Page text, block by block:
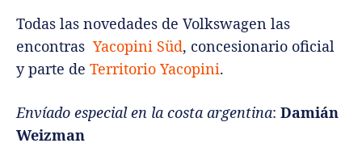
Todas las novedades de Volkswagen las
encontras Yacopini Süd, concesionario oficial
y parte de Territorio Yacopini.
Envíado especial en la costa argentina: Damián
Weizman